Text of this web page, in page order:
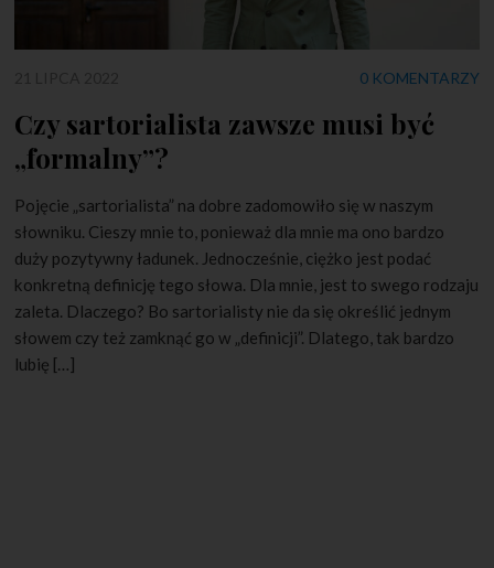
0 KOMENTARZY
Czy sartorialista zawsze musi być
„formalny”?
Pojęcie „sartorialista” na dobre zadomowiło się w naszym
słowniku. Cieszy mnie to, ponieważ dla mnie ma ono bardzo
duży pozytywny ładunek. Jednocześnie, ciężko jest podać
konkretną definicję tego słowa. Dla mnie, jest to swego rodzaju
zaleta. Dlaczego? Bo sartorialisty nie da się określić jednym
słowem czy też zamknąć go w „definicji”. Dlatego, tak bardzo
lubię […]